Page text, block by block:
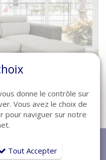
donne le contrôle sur
Vous avez le choix de
pour naviguer sur notre
Tout Accepter